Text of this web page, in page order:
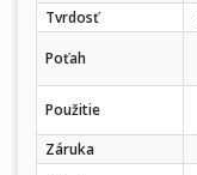
Tvrdosť
Poťah
Použitie
Záruka